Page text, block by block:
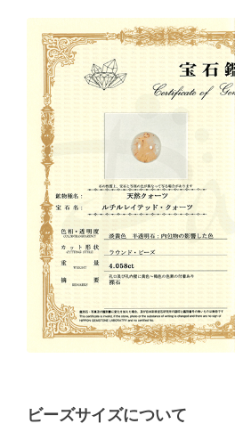
ビーズサイズについて